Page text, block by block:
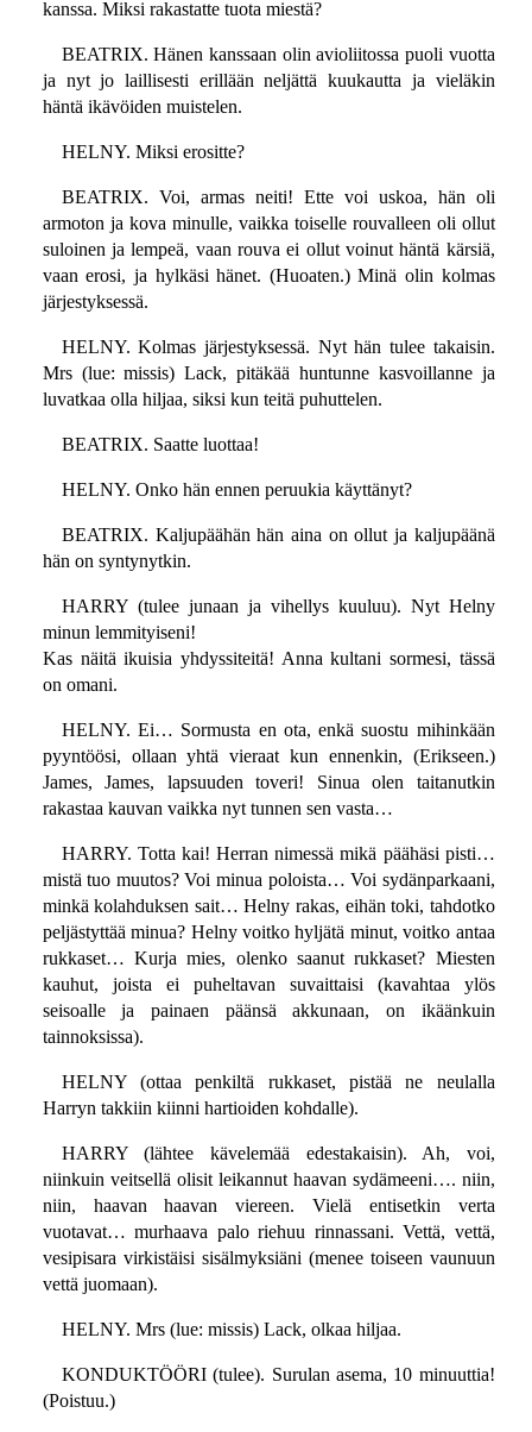
kanssa. Miksi rakastatte tuota miestä?
BEATRIX. Hänen kanssaan olin avioliitossa puoli vuotta
ja nyt jo laillisesti erillään neljättä kuukautta ja vieläkin
häntä ikävöiden muistelen.
HELNY. Miksi erositte?
BEATRIX. Voi, armas neiti! Ette voi uskoa, hän oli
armoton ja kova minulle, vaikka toiselle rouvalleen oli ollut
suloinen ja lempeä, vaan rouva ei ollut voinut häntä kärsiä,
vaan erosi, ja hylkäsi hänet. (Huoaten.) Minä olin kolmas
järjestyksessä.
HELNY. Kolmas järjestyksessä. Nyt hän tulee takaisin.
Mrs (lue: missis) Lack, pitäkää huntunne kasvoillanne ja
luvatkaa olla hiljaa, siksi kun teitä puhuttelen.
BEATRIX. Saatte luottaa!
HELNY. Onko hän ennen peruukia käyttänyt?
BEATRIX. Kaljupäähän hän aina on ollut ja kaljupäänä
hän on syntynytkin.
HARRY (tulee junaan ja vihellys kuuluu). Nyt Helny
minun lemmityiseni!
Kas näitä ikuisia yhdyssiteitä! Anna kultani sormesi, tässä
on omani.
HELNY. Ei… Sormusta en ota, enkä suostu mihinkään
pyyntöösi, ollaan yhtä vieraat kun ennenkin, (Erikseen.)
James, James, lapsuuden toveri! Sinua olen taitanutkin
rakastaa kauvan vaikka nyt tunnen sen vasta…
HARRY. Totta kai! Herran nimessä mikä päähäsi pisti…
mistä tuo muutos? Voi minua poloista… Voi sydänparkaani,
minkä kolahduksen sait… Helny rakas, eihän toki, tahdotko
peljästyttää minua? Helny voitko hyljätä minut, voitko antaa
rukkaset… Kurja mies, olenko saanut rukkaset? Miesten
kauhut, joista ei puheltavan suvaittaisi (kavahtaa ylös
seisoalle ja painaen päänsä akkunaan, on ikäänkuin
tainnoksissa).
HELNY (ottaa penkiltä rukkaset, pistää ne neulalla
Harryn takkiin kiinni hartioiden kohdalle).
HARRY (lähtee kävelemää edestakaisin). Ah, voi,
niinkuin veitsellä olisit leikannut haavan sydämeeni…. niin,
niin, haavan haavan viereen. Vielä entisetkin verta
vuotavat… murhaava palo riehuu rinnassani. Vettä, vettä,
vesipisara virkistäisi sisälmyksiäni (menee toiseen vaunuun
vettä juomaan).
HELNY. Mrs (lue: missis) Lack, olkaa hiljaa.
KONDUKTÖÖRI (tulee). Surulan asema, 10 minuuttia!
(Poistuu.)